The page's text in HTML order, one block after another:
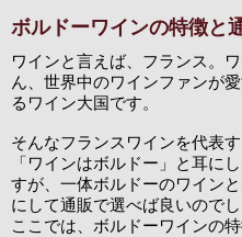
ボルドーワインの特徴と
ワインと言えば、フランス。
ん、世界中のワインファンが
るワイン大国です。
そんなフランスワインを代表
「ワインはボルドー」と耳に
すが、一体ボルドーのワイン
にして通販で選べば良いのでし
ここでは、ボルドーワインの